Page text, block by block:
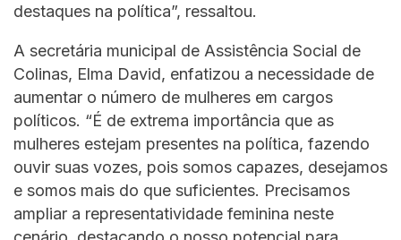
destaques na política”, ressaltou.
A secretária municipal de Assistência Social de
Colinas, Elma David, enfatizou a necessidade de
aumentar o número de mulheres em cargos
políticos. “É de extrema importância que as
mulheres estejam presentes na política, fazendo
ouvir suas vozes, pois somos capazes, desejamos
e somos mais do que suficientes. Precisamos
ampliar a representatividade feminina neste